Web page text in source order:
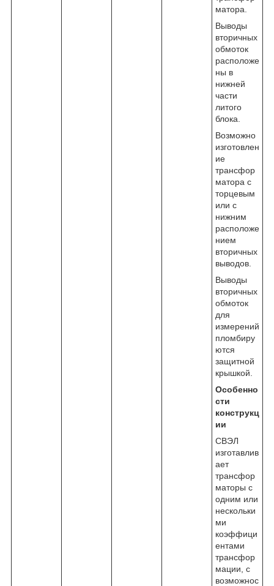
матора.
Выводы
вторичных
обмоток
расположе
ны в
нижней
части
литого
блока.
Возможно
изготовлен
ие
трансфор
матора с
торцевым
или с
нижним
расположе
нием
вторичных
выводов.
Выводы
вторичных
обмоток
для
измерений
пломбиру
ются
защитной
крышкой.
Особенно
сти
конструкц
ии
СВЭЛ
изготавлив
ает
трансфор
маторы с
одним или
нескольки
ми
коэффици
ентами
трансфор
мации, с
возможнос